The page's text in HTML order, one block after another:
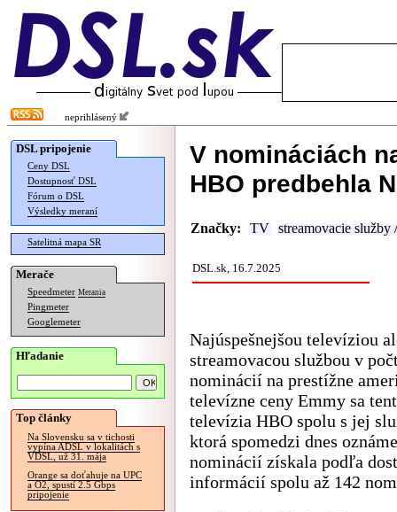
neprihlásený
DSL pripojenie
Ceny DSL
Dostupnosť DSL
Fórum o DSL
Výsledky meraní
Satelitná mapa SR
Merače
Speedmeter Merania
Pingmeter
Googlemeter
Hľadanie
Top články
Na Slovensku sa v tichosti
vypína ADSL v lokalitách s
VDSL, už 31. mája
Orange sa doťahuje na UPC
a O2, spustí 2.5 Gbps
pripojenie
V nomináciách
HBO predbehla
Značky: TV streamovacie služby
DSL.sk, 16.7.2025
Najúspešnejšou televíziou
streamovacou službou v
nominácií na prestížne
televízne ceny Emmy sa
televízia HBO spolu s jej
ktorá spomedzi dnes
nominácií získala podľa
informácií spolu až 142